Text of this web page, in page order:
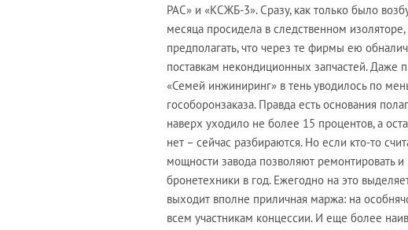
РАС» и «КСЖБ-3». Сразу, как только было
месяца просидела в следственном
предполагать, что через те фирмы ею
поставкам некондиционных запчастей. Даже
«Семей инжиниринг» в тень уводилось по
гособоронзаказа. Правда есть основания
наверх уходило не более 15 процентов, а
нет – сейчас разбираются. Но если кто-то
мощности завода позволяют ремонтировать
бронетехники в год. Ежегодно на это
выходит вполне приличная маржа: на
всем участникам концессии. И еще более